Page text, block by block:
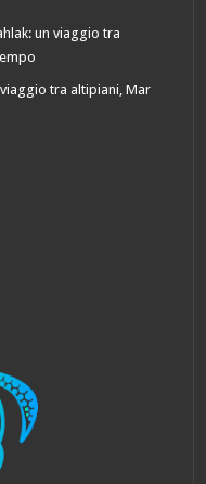
un viaggio tra
tra altipiani, Mar